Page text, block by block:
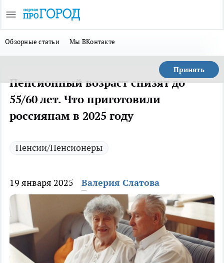
Обзорные статьи Мы ВКонтакте
Принять
Пенсионный возраст снизят до
55/60 лет. Что приготовили
россиянам в 2025 году
Пенсии/Пенсионеры
19 января 2025 Валерия Слатова